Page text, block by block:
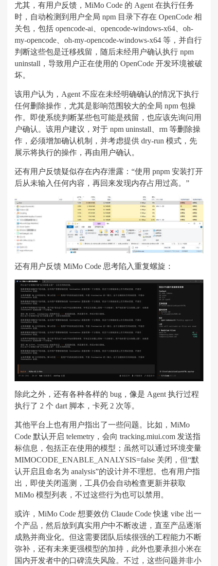
尤其，有用户反馈，MiMo Code 的 Agent 在执行任务
时，自动检测到用户全局 npm 目录下存在 OpenCode 相
关包，包括 opencode-ai、opencode-windows-x64、oh-
my-opencode、oh-my-opencode-windows-x64 等，并自行
判断这些包是迁移残留，随后未经用户确认执行 npm
uninstall，导致用户正在使用的 OpenCode 开发环境被破
坏。
该用户认为，Agent 不应在未经明确确认的情况下执行
任何删除操作，尤其是影响范围较大的全局 npm 包操
作。即使系统判断某些包可能是残留，也应该先询问用
户确认。该用户建议，对于 npm uninstall、rm 等删除操
作，必须增加确认机制，并考虑提供 dry-run 模式，先
展示将执行的操作，再由用户确认。
还有用户反馈疑似存在内存泄露：“使用 pnpm 安装打开
后从未输入任何内容，再回来发现内存占用过高。”
还有用户反馈 MiMo Code 思考陷入重复螺旋：
除此之外，还有各种各样的 bug，像是 Agent 执行过程
执行了 2 个 dart 脚本，卡死 2 次等。
其他平台上也有用户指出了一些问题。比如，MiMo
Code 默认开启 telemetry，会向 tracking.miui.com 发送指
标信息，包括正在使用的模型；虽然可以通过环境变量
MIMOCODE_ENABLE_ANALYSIS=false 关闭，但“默
认开启且命名为 analysis”的设计并不理想。也有用户指
出，即使关闭遥测，工具仍会自动检查更新并获取
MiMo 模型列表，不过这些行为也可以禁用。
或许，MiMo Code 想要效仿 Claude Code 快速 vibe 出一
个产品，然后放到真实用户中不断改进，直至产品逐渐
成熟并商业化。但这需要团队后续很强的工程能力不断
弥补，还有未来更强模型的加持，此外也要承担小米在
国内开发者中的口碑流失风险。不过，这些问题并非小